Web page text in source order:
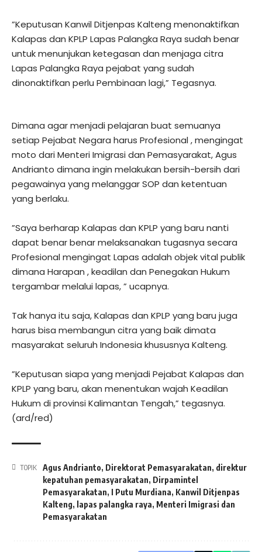
‎”Keputusan Kanwil Ditjenpas Kalteng menonaktifkan
Kalapas dan KPLP Lapas Palangka Raya sudah benar
untuk menunjukan ketegasan dan menjaga citra
Lapas Palangka Raya pejabat yang sudah
dinonaktifkan perlu Pembinaan lagi,” Tegasnya.
‎Dimana agar menjadi pelajaran buat semuanya
setiap Pejabat Negara harus Profesional , mengingat
moto dari Menteri Imigrasi dan Pemasyarakat, Agus
Andrianto dimana ingin melakukan bersih-bersih dari
pegawainya yang melanggar SOP dan ketentuan
yang berlaku.
‎”Saya berharap Kalapas dan KPLP yang baru nanti
dapat benar benar melaksanakan tugasnya secara
Profesional mengingat Lapas adalah objek vital publik
dimana Harapan , keadilan dan Penegakan Hukum
tergambar melalui lapas, ” ucapnya.
‎Tak hanya itu saja, Kalapas dan KPLP yang baru juga
harus bisa membangun citra yang baik dimata
masyarakat seluruh Indonesia khususnya Kalteng.
‎”Keputusan siapa yang menjadi Pejabat Kalapas dan
KPLP yang baru, akan menentukan wajah Keadilan
Hukum di provinsi Kalimantan Tengah,” tegasnya.
(ard/red)
TOPIK Agus Andrianto, Direktorat Pemasyarakatan, direktur
kepatuhan pemasyarakatan, Dirpamintel
Pemasyarakatan, I Putu Murdiana, Kanwil Ditjenpas
Kalteng, lapas palangka raya, Menteri Imigrasi dan
Pemasyarakatan